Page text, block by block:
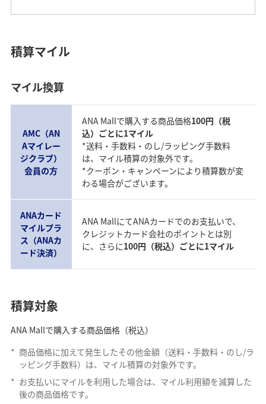
積算マイル
マイル換算
AMC（AN
Aマイレー
ジクラブ）
会員の方
ANA Mallで購入する商品価格100円（税
込）ごとに1マイル
*送料・手数料・のし/ラッピング手数料
は、マイル積算の対象外です。
*クーポン・キャンペーンにより積算数が変
わる場合がございます。
ANAカード
マイルプラ
ス（ANAカ
ード決済）
ANA MallにてANAカードでのお支払いで、
クレジットカード会社のポイントとは別
に、さらに100円（税込）ごとに1マイル
積算対象
ANA Mallで購入する商品価格（税込）
* 商品価格に加えて発生したその他金額（送料・手数料・のし/ラ
ッピング手数料）は、マイル積算の対象外です。
* お支払いにマイルを利用した場合は、マイル利用額を減算した
後の商品価格です。